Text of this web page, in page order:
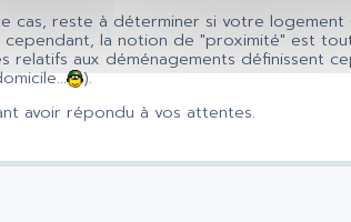
cas, reste à déterminer si votre
la notion de "proximité" est
relatifs aux déménagements définissent
).
avoir répondu à vos attentes.